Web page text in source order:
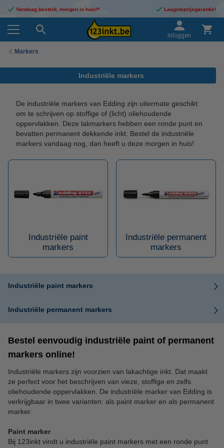
Vandaag besteld, morgen in huis!* Laagsteprijsgarantie!
Inloggen
Markers
Industriële markers
De industriële markers van Edding zijn uitermate geschikt
om te schrijven op stoffige of (licht) oliehoudende
oppervlakken. Deze lakmarkers hebben een ronde punt en
bevatten permanent dekkende inkt. Bestel de industriële
markers vandaag nog, dan heeft u deze morgen in huis!
Industriële paint
markers
Industriële permanent
markers
Industriële paint markers
Industriële permanent markers
Bestel eenvoudig industriële paint of permanent
markers online!
Industriële markers zijn voorzien van lakachtige inkt. Dat maakt
ze perfect voor het beschrijven van vieze, stoffige en zelfs
oliehoudende oppervlakken. De industriële marker van Edding is
verkrijgbaar in twee varianten: als paint marker en als permanent
marker.
Paint marker
Bij 123inkt vindt u industriële paint markers met een ronde punt